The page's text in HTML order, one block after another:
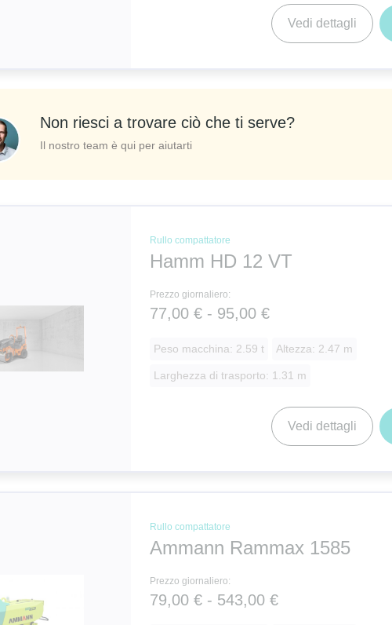
Vedi dettagli
Non riesci a trovare ciò che ti serve?
Il nostro team è qui per aiutarti
Rullo compattatore
Hamm HD 12 VT
Prezzo giornaliero:
77,00 € - 95,00 €
Peso macchina: 2.59 t Altezza: 2.47 m
Larghezza di trasporto: 1.31 m
Vedi dettagli
Rullo compattatore
Ammann Rammax 1585
Prezzo giornaliero:
79,00 € - 543,00 €